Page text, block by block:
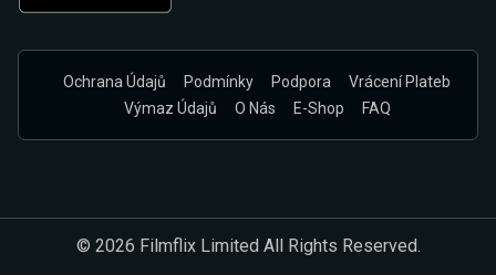
Ochrana Údajů Podmínky Podpora
Vrácení Plateb
Výmaz Údajů
O Nás E-Shop FAQ
© 2026 Filmflix Limited All Rights Reserved.